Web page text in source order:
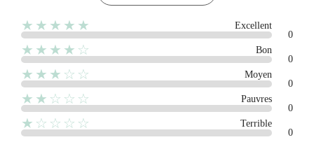
★★★★★
Excellent
0
★★★★☆
Bon
0
★★★☆☆
Moyen
0
★★☆☆☆
Pauvres
0
★☆☆☆☆
Terrible
0